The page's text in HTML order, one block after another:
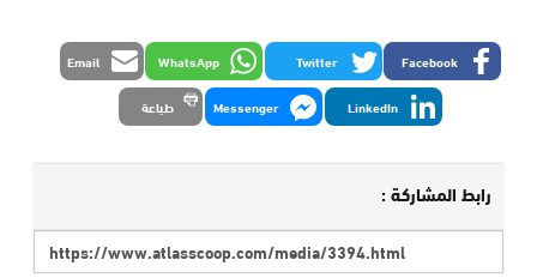
Facebook
Twitter
WhatsApp
Email
LinkedIn
Messenger طباعة
رابط المشاركة :